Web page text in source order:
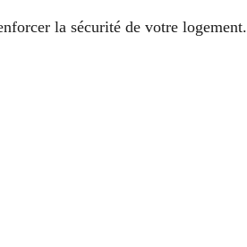
la sécurité de votre logement.